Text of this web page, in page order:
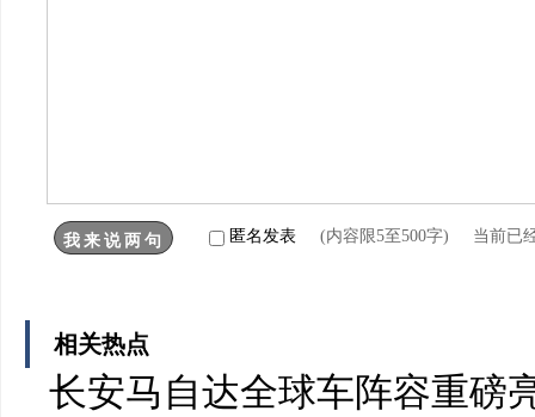
匿名发表 (内容限5至500字) 当前已
相关热点
长安马自达全球车阵容重磅